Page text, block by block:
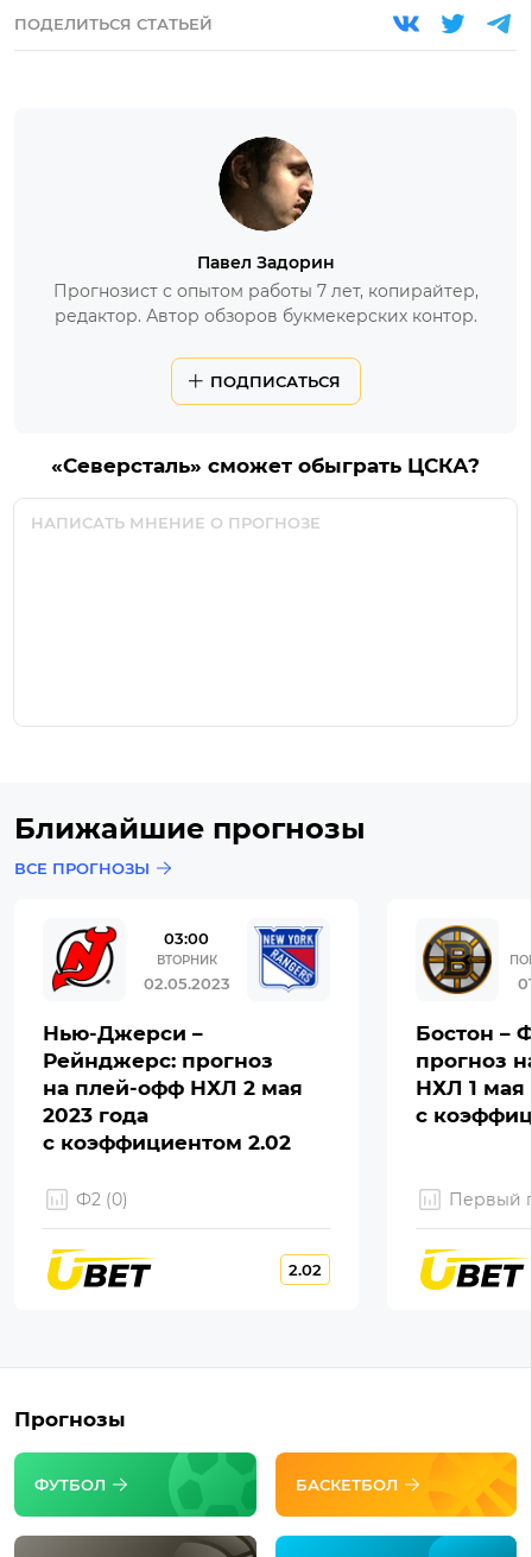
ПОДЕЛИТЬСЯ СТАТЬЕЙ
Павел Задорин
Прогнозист с опытом работы 7 лет, копирайтер,
редактор. Автор обзоров букмекерских контор.
ПОДПИСАТЬСЯ
«Северсталь» сможет обыграть ЦСКА?
Ближайшие прогнозы
ВСЕ ПРОГНОЗЫ
03:00
ВТОРНИК
02.05.2023
Нью-Джерси –
Рейнджерс: прогноз
на плей-офф НХЛ 2 мая
2023 года
с коэффициентом 2.02
Ф2 (0)
2.02
Бостон –
прогноз
НХЛ 1 мая
с
Первый
Прогнозы
ФУТБОЛ БАСКЕТБОЛ